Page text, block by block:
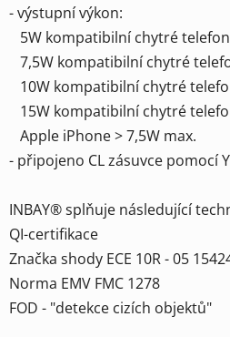
- výstupní výkon:
5W kompatibilní chytré
7,5W kompatibilní chytré
10W kompatibilní chytré
15W kompatibilní chytré
Apple iPhone > 7,5W max.
- připojeno CL zásuvce pomocí
INBAY® splňuje následující
QI-certifikace
Značka shody ECE 10R - 05
Norma EMV FMC 1278
FOD - "detekce cizích objektů"